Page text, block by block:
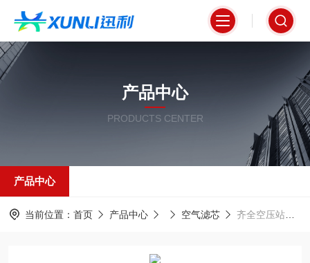
产品中心
PRODUCTS CENTER
产品中心
当前位置： 首页 产品中心 空气滤芯 齐全空压站前置空气过滤器滤芯320x750